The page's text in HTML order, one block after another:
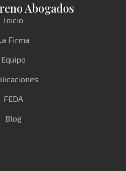
Abogados
Inicio
Firma
Equipo
FEDA
Blog